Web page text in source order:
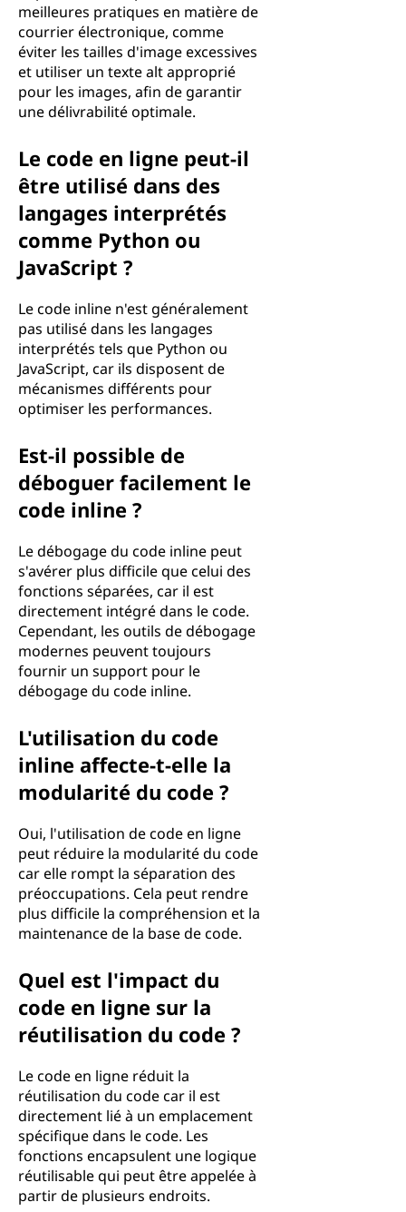
meilleures pratiques en matière de
courrier électronique, comme
éviter les tailles d'image excessives
et utiliser un texte alt approprié
pour les images, afin de garantir
une délivrabilité optimale.
Le code en ligne peut-il
être utilisé dans des
langages interprétés
comme Python ou
JavaScript ?
Le code inline n'est généralement
pas utilisé dans les langages
interprétés tels que Python ou
JavaScript, car ils disposent de
mécanismes différents pour
optimiser les performances.
Est-il possible de
déboguer facilement le
code inline ?
Le débogage du code inline peut
s'avérer plus difficile que celui des
fonctions séparées, car il est
directement intégré dans le code.
Cependant, les outils de débogage
modernes peuvent toujours
fournir un support pour le
débogage du code inline.
L'utilisation du code
inline affecte-t-elle la
modularité du code ?
Oui, l'utilisation de code en ligne
peut réduire la modularité du code
car elle rompt la séparation des
préoccupations. Cela peut rendre
plus difficile la compréhension et la
maintenance de la base de code.
Quel est l'impact du
code en ligne sur la
réutilisation du code ?
Le code en ligne réduit la
réutilisation du code car il est
directement lié à un emplacement
spécifique dans le code. Les
fonctions encapsulent une logique
réutilisable qui peut être appelée à
partir de plusieurs endroits.